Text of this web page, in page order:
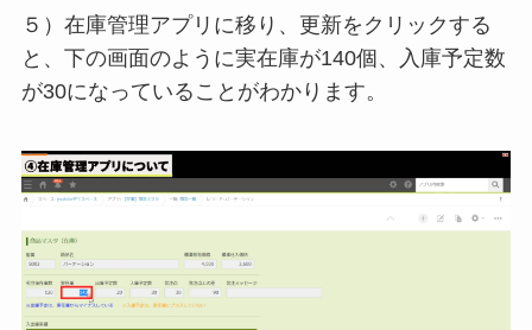
５）在庫管理アプリに移り、更新をクリックする
と、下の画面のように実在庫が140個、入庫予定数
が30になっていることがわかります。